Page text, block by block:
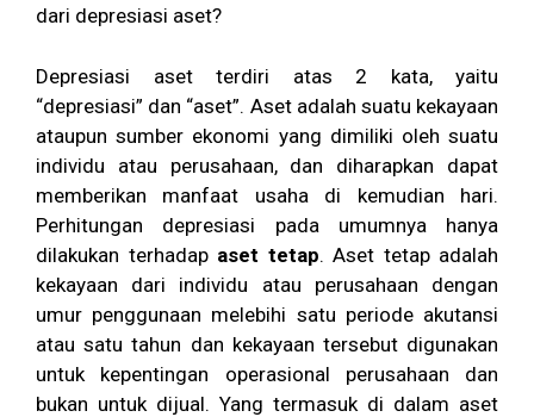
dari depresiasi aset?
Depresiasi aset terdiri atas 2 kata, yaitu
“depresiasi” dan “aset”. Aset adalah suatu kekayaan
ataupun sumber ekonomi yang dimiliki oleh suatu
individu atau perusahaan, dan diharapkan dapat
memberikan manfaat usaha di kemudian hari.
Perhitungan depresiasi pada umumnya hanya
dilakukan terhadap aset tetap. Aset tetap adalah
kekayaan dari individu atau perusahaan dengan
umur penggunaan melebihi satu periode akutansi
atau satu tahun dan kekayaan tersebut digunakan
untuk kepentingan operasional perusahaan dan
bukan untuk dijual. Yang termasuk di dalam aset